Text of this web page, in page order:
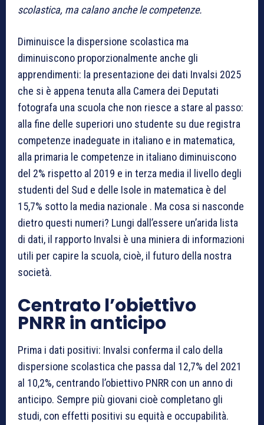
scolastica, ma calano anche le competenze.
Diminuisce la dispersione scolastica ma
diminuiscono proporzionalmente anche gli
apprendimenti: la presentazione dei dati Invalsi 2025
che si è appena tenuta alla Camera dei Deputati
fotografa una scuola che non riesce a stare al passo:
alla fine delle superiori uno studente su due registra
competenze inadeguate in italiano e in matematica,
alla primaria le competenze in italiano diminuiscono
del 2% rispetto al 2019 e in terza media il livello degli
studenti del Sud e delle Isole in matematica è del
15,7% sotto la media nazionale . Ma cosa si nasconde
dietro questi numeri? Lungi dall’essere un’arida lista
di dati, il rapporto Invalsi è una miniera di informazioni
utili per capire la scuola, cioè, il futuro della nostra
società.
Centrato l’obiettivo
PNRR in anticipo
Prima i dati positivi: Invalsi conferma il calo della
dispersione scolastica che passa dal 12,7% del 2021
al 10,2%, centrando l’obiettivo PNRR con un anno di
anticipo. Sempre più giovani cioè completano gli
studi, con effetti positivi su equità e occupabilità.